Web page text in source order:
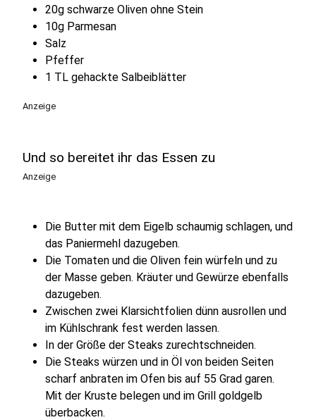
20g schwarze Oliven ohne Stein
10g Parmesan
Salz
Pfeffer
1 TL gehackte Salbeiblätter
Anzeige
Und so bereitet ihr das Essen zu
Anzeige
Die Butter mit dem Eigelb schaumig schlagen, und
das Paniermehl dazugeben.
Die Tomaten und die Oliven fein würfeln und zu
der Masse geben. Kräuter und Gewürze ebenfalls
dazugeben.
Zwischen zwei Klarsichtfolien dünn ausrollen und
im Kühlschrank fest werden lassen.
In der Größe der Steaks zurechtschneiden.
Die Steaks würzen und in Öl von beiden Seiten
scharf anbraten im Ofen bis auf 55 Grad garen.
Mit der Kruste belegen und im Grill goldgelb
überbacken.